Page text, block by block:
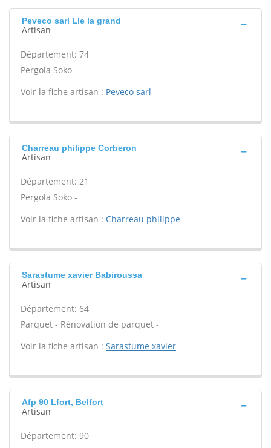
Peveco sarl Lle la grand
Artisan
Département: 74
Pergola Soko -
Voir la fiche artisan : Peveco sarl
Charreau philippe Corberon
Artisan
Département: 21
Pergola Soko -
Voir la fiche artisan : Charreau philippe
Sarastume xavier Babiroussa
Artisan
Département: 64
Parquet - Rénovation de parquet -
Voir la fiche artisan : Sarastume xavier
Afp 90 Lfort, Belfort
Artisan
Département: 90